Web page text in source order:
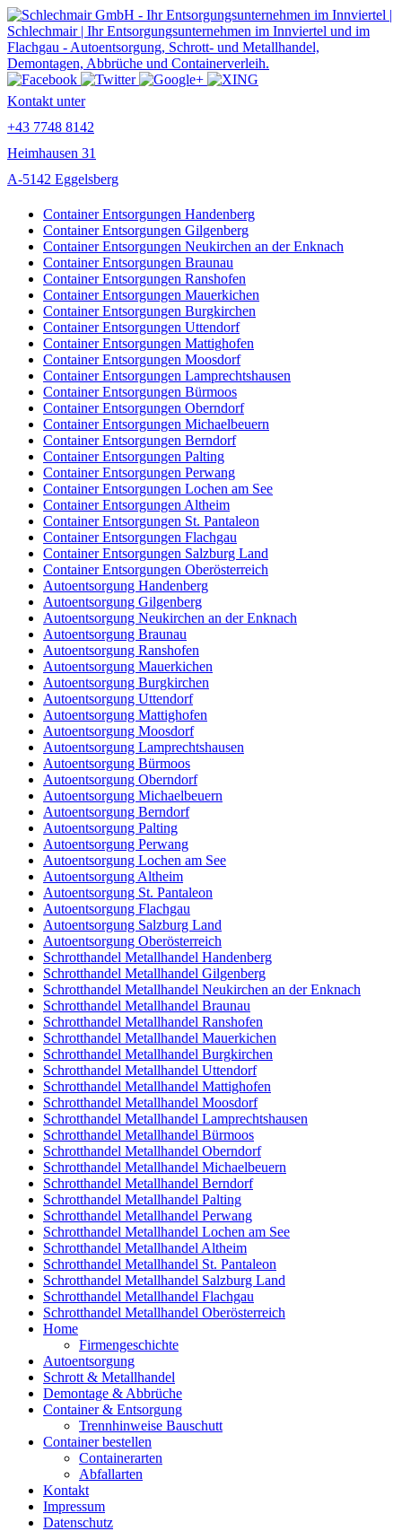
Kontakt unter
+43 7748 8142
Heimhausen 31
A-5142 Eggelsberg
Container Entsorgungen Handenberg
Container Entsorgungen Gilgenberg
Container Entsorgungen Neukirchen an der Enknach
Container Entsorgungen Braunau
Container Entsorgungen Ranshofen
Container Entsorgungen Mauerkichen
Container Entsorgungen Burgkirchen
Container Entsorgungen Uttendorf
Container Entsorgungen Mattighofen
Container Entsorgungen Moosdorf
Container Entsorgungen Lamprechtshausen
Container Entsorgungen Bürmoos
Container Entsorgungen Oberndorf
Container Entsorgungen Michaelbeuern
Container Entsorgungen Berndorf
Container Entsorgungen Palting
Container Entsorgungen Perwang
Container Entsorgungen Lochen am See
Container Entsorgungen Altheim
Container Entsorgungen St. Pantaleon
Container Entsorgungen Flachgau
Container Entsorgungen Salzburg Land
Container Entsorgungen Oberösterreich
Autoentsorgung Handenberg
Autoentsorgung Gilgenberg
Autoentsorgung Neukirchen an der Enknach
Autoentsorgung Braunau
Autoentsorgung Ranshofen
Autoentsorgung Mauerkichen
Autoentsorgung Burgkirchen
Autoentsorgung Uttendorf
Autoentsorgung Mattighofen
Autoentsorgung Moosdorf
Autoentsorgung Lamprechtshausen
Autoentsorgung Bürmoos
Autoentsorgung Oberndorf
Autoentsorgung Michaelbeuern
Autoentsorgung Berndorf
Autoentsorgung Palting
Autoentsorgung Perwang
Autoentsorgung Lochen am See
Autoentsorgung Altheim
Autoentsorgung St. Pantaleon
Autoentsorgung Flachgau
Autoentsorgung Salzburg Land
Autoentsorgung Oberösterreich
Schrotthandel Metallhandel Handenberg
Schrotthandel Metallhandel Gilgenberg
Schrotthandel Metallhandel Neukirchen an der Enknach
Schrotthandel Metallhandel Braunau
Schrotthandel Metallhandel Ranshofen
Schrotthandel Metallhandel Mauerkichen
Schrotthandel Metallhandel Burgkirchen
Schrotthandel Metallhandel Uttendorf
Schrotthandel Metallhandel Mattighofen
Schrotthandel Metallhandel Moosdorf
Schrotthandel Metallhandel Lamprechtshausen
Schrotthandel Metallhandel Bürmoos
Schrotthandel Metallhandel Oberndorf
Schrotthandel Metallhandel Michaelbeuern
Schrotthandel Metallhandel Berndorf
Schrotthandel Metallhandel Palting
Schrotthandel Metallhandel Perwang
Schrotthandel Metallhandel Lochen am See
Schrotthandel Metallhandel Altheim
Schrotthandel Metallhandel St. Pantaleon
Schrotthandel Metallhandel Salzburg Land
Schrotthandel Metallhandel Flachgau
Schrotthandel Metallhandel Oberösterreich
Home
Firmengeschichte
Autoentsorgung
Schrott & Metallhandel
Demontage & Abbrüche
Container & Entsorgung
Trennhinweise Bauschutt
Container bestellen
Containerarten
Abfallarten
Kontakt
Impressum
Datenschutz